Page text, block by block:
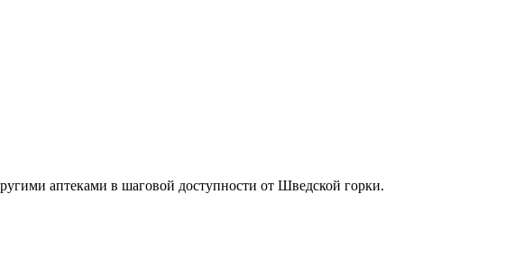
аптеками в шаговой доступности от Шведской горки.